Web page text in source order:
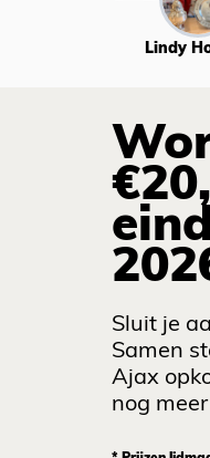
Lindy
Sluit je
Samen
Ajax
nog